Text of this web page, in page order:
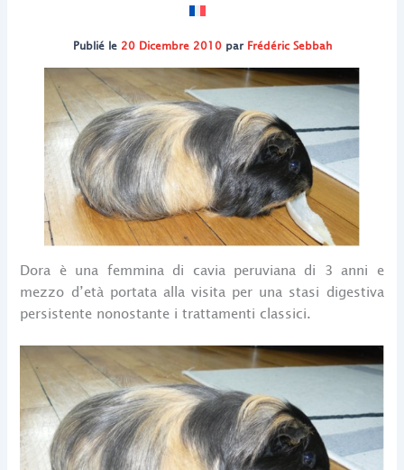
Publié le 20 Dicembre 2010par Frédéric Sebbah
Dora è una femmina di cavia peruviana di 3 anni e
mezzo d’età portata alla visita per una stasi digestiva
persistente nonostante i trattamenti classici.